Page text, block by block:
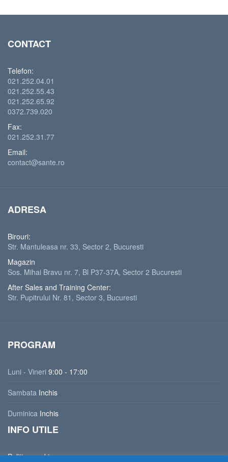
CONTACT
Telefon:
021.252.04.01
021.252.55.43
021.252.65.92
0372.739.020
Fax:
021.252.31.77
Email:
contact@sante.ro
ADRESA
Birouri:
Str. Mantuleasa nr. 33, Sector 2, Bucuresti
Magazin
Sos. Mihai Bravu nr. 7, Bl P37-37A, Sector 2 Bucuresti
After Sales and Training Center:
Str. Pupitrului Nr. 81, Sector 3, Bucuresti
PROGRAM
Luni - Vineri 9:00 - 17:00
Sambata Inchis
Duminica Inchis
INFO UTILE
Politica cookies